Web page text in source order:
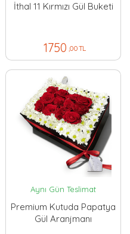
İthal 11 Kırmızı Gül Buketi
1750 ,00 TL
Aynı Gün Teslimat
Premium Kutuda Papatya
Gül Aranjmanı